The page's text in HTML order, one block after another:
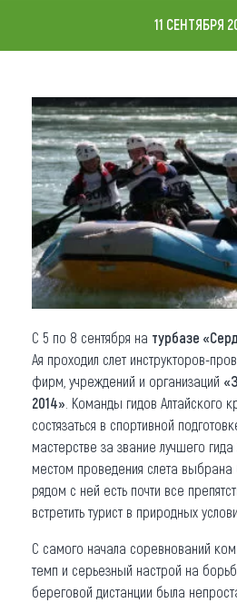
Карта
Что привезти
О регионе
Коллекция впечатлений
Другие рубрики
11 СЕНТЯБРЯ
С 5 по 8 сентября на турбазе
Ая проходил слет инструкторов-
фирм, учреждений и организаций
2014» . Команды гидов Алтайского
состязаться в спортивной
мастерстве за звание лучшего гида
местом проведения слета выбрана
рядом с ней есть почти все
встретить турист в природных
С самого начала соревнований
темп и серьезный настрой на
береговой дистанции была